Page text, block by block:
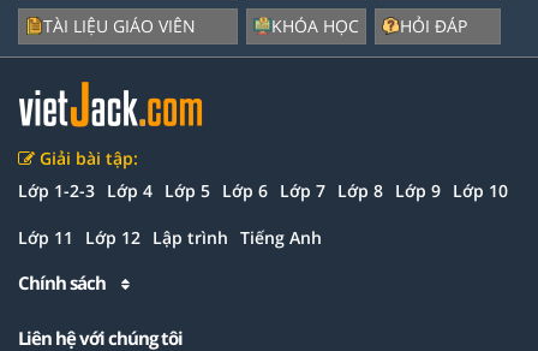
TÀI LIỆU GIÁO VIÊN
KHÓA HỌC
HỎI ĐÁP
Giải bài tập:
Lớp 1-2-3 Lớp 4 Lớp 5 Lớp 6 Lớp 7 Lớp 8 Lớp 9 Lớp 10
Lớp 11 Lớp 12 Lập trình Tiếng Anh
Chính sách
Liên hệ với chúng tôi